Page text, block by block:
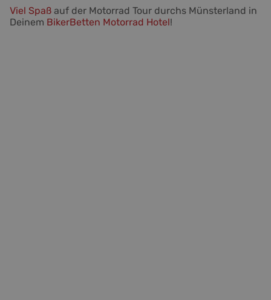
Viel Spaß auf der Motorrad Tour durchs Münsterland in
Deinem BikerBetten Motorrad Hotel!